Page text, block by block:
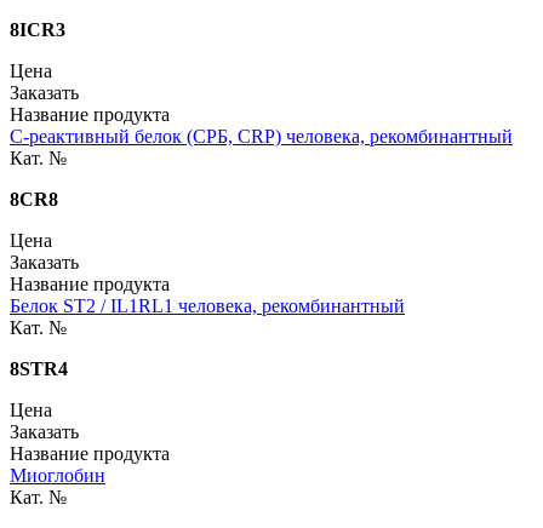
8ICR3
Цена
Заказать
Название продукта
С-реактивный белок (СРБ, CRP) человека, рекомбинантный
Кат. №
8CR8
Цена
Заказать
Название продукта
Белок ST2 / IL1RL1 человека, рекомбинантный
Кат. №
8STR4
Цена
Заказать
Название продукта
Миоглобин
Кат. №